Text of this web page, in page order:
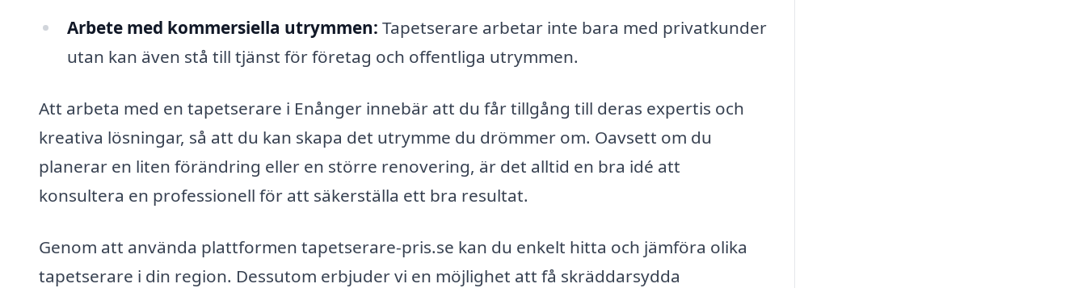
Arbete med kommersiella utrymmen: Tapetserare arbetar inte bara med privatkunder
utan kan även stå till tjänst för företag och offentliga utrymmen.
Att arbeta med en tapetserare i Enånger innebär att du får tillgång till deras expertis och
kreativa lösningar, så att du kan skapa det utrymme du drömmer om. Oavsett om du
planerar en liten förändring eller en större renovering, är det alltid en bra idé att
konsultera en professionell för att säkerställa ett bra resultat.
Genom att använda plattformen tapetserare-pris.se kan du enkelt hitta och jämföra olika
tapetserare i din region. Dessutom erbjuder vi en möjlighet att få skräddarsydda